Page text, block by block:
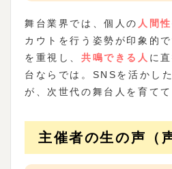
舞台業界では、個人の 人間性
カウトを行う姿勢が印象的
を重視し、 共鳴できる人 に
台ならでは。SNSを活かし
が、次世代の舞台人を育てて
主催者の生の声（